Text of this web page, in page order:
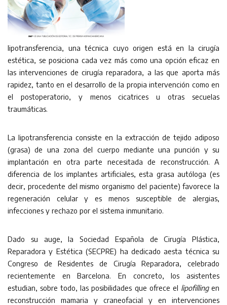
lipotransferencia, una técnica cuyo origen está en la cirugía
estética, se posiciona cada vez más como una opción eficaz en
las intervenciones de cirugía reparadora, a las que aporta más
rapidez, tanto en el desarrollo de la propia intervención como en
el postoperatorio, y menos cicatrices u otras secuelas
traumáticas.
La lipotransferencia consiste en la extracción de tejido adiposo
(grasa) de una zona del cuerpo mediante una punción y su
implantación en otra parte necesitada de reconstrucción. A
diferencia de los implantes artificiales, esta grasa autóloga (es
decir, procedente del mismo organismo del paciente) favorece la
regeneración celular y es menos susceptible de alergias,
infecciones y rechazo por el sistema inmunitario.
Dado su auge, la Sociedad Española de Cirugía Plástica,
Reparadora y Estética (SECPRE) ha dedicado aesta técnica su
Congreso de Residentes de Cirugía Reparadora, celebrado
recientemente en Barcelona. En concreto, los asistentes
estudian, sobre todo, las posibilidades que ofrece el lipofillingen
reconstrucción mamaria y craneofacial y en intervenciones